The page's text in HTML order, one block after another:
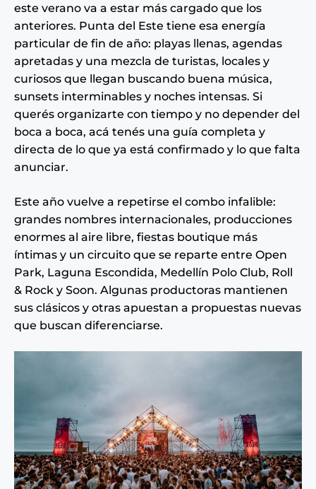
este verano va a estar más cargado que los
anteriores. Punta del Este tiene esa energía
particular de fin de año: playas llenas, agendas
apretadas y una mezcla de turistas, locales y
curiosos que llegan buscando buena música,
sunsets interminables y noches intensas. Si
querés organizarte con tiempo y no depender del
boca a boca, acá tenés una guía completa y
directa de lo que ya está confirmado y lo que falta
anunciar.
Este año vuelve a repetirse el combo infalible:
grandes nombres internacionales, producciones
enormes al aire libre, fiestas boutique más
íntimas y un circuito que se reparte entre Open
Park, Laguna Escondida, Medellín Polo Club, Roll
& Rock y Soon. Algunas productoras mantienen
sus clásicos y otras apuestan a propuestas nuevas
que buscan diferenciarse.